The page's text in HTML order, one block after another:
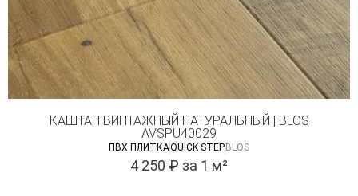
КАШТАН ВИНТАЖНЫЙ НАТУРАЛЬНЫЙ | BLOS
AVSPU40029
ПВХ ПЛИТКАQUICK STEPBLOS
4 250 ₽ за 1 м²